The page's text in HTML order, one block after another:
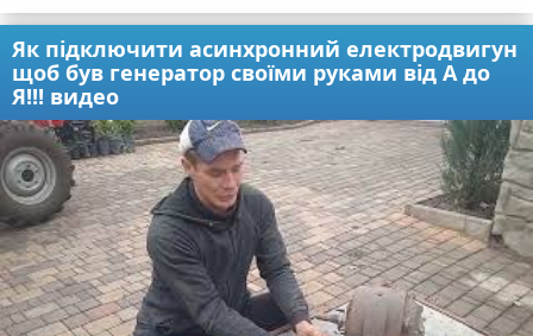
Як підключити асинхронний електродвигун
щоб був генератор своїми руками від А до
Я!!! видео